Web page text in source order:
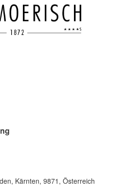
Kärnten, 9871, Österreich